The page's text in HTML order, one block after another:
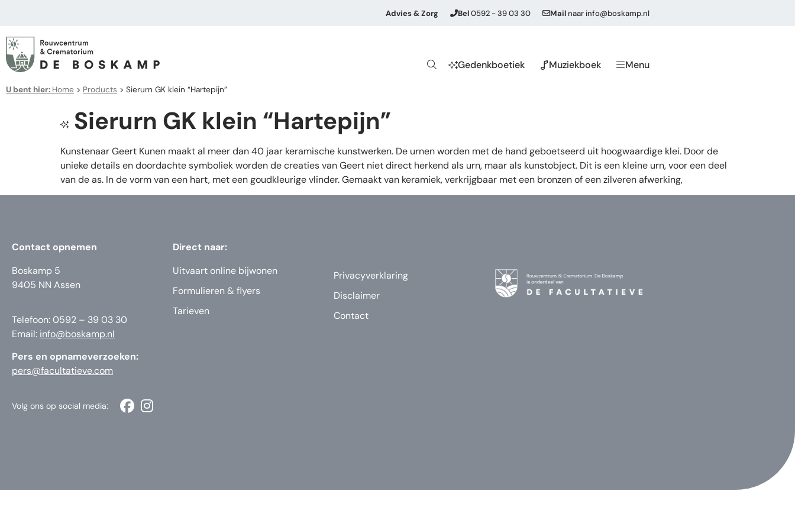
Advies & Zorg Bel0592 - 39 03 30 Mail naarinfo@boskamp.nl
Gedenkboetiek Muziekboek Menu
U bent hier: Home > Products > Sierurn GK klein “Hartepijn”
Sierurn GK klein “Hartepijn”
Kunstenaar Geert Kunen maakt al meer dan 40 jaar keramische kunstwerken. De urnen worden met de hand geboetseerd uit hoogwaardige klei. Door de
unieke details en doordachte symboliek worden de creaties van Geert niet direct herkend als urn, maar als kunstobject. Dit is een kleine urn, voor een deel
van de as. In de vorm van een hart, met een goudkleurige vlinder. Gemaakt van keramiek, verkrijgbaar met een bronzen of een zilveren afwerking,
Contact opnemen
Boskamp 5
9405 NN Assen
Telefoon: 0592 – 39 03 30
Email: info@boskamp.nl
Pers en opnameverzoeken:
pers@facultatieve.com
Direct naar:
Uitvaart online bijwonen
Formulieren & flyers
Tarieven
Privacyverklaring
Disclaimer
Contact
Volg ons op social media: